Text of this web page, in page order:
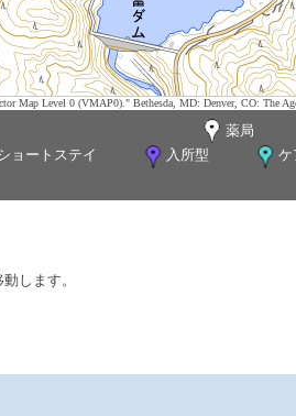
Map Level 0 (VMAP0)." Bethesda, MD: Denver, CO: The
薬局
ョートステイ 入所型
ケ
します。